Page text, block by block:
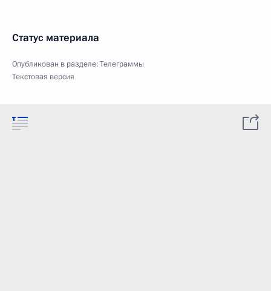
Статус материала
Опубликован в разделе:Телеграммы
Текстовая версия